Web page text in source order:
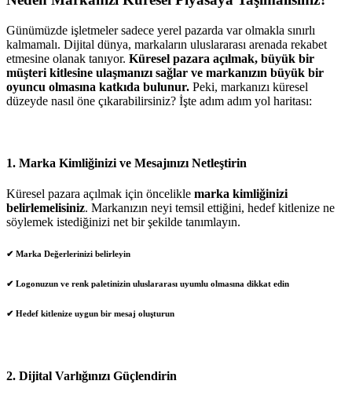
Günümüzde işletmeler sadece yerel pazarda var olmakla sınırlı
kalmamalı. Dijital dünya, markaların uluslararası arenada rekabet
etmesine olanak tanıyor. Küresel pazara açılmak, büyük bir
müşteri kitlesine ulaşmanızı sağlar ve markanızın büyük bir
oyuncu olmasına katkıda bulunur. Peki, markanızı küresel
düzeyde nasıl öne çıkarabilirsiniz? İşte adım adım yol haritası:
1. Marka Kimliğinizi ve Mesajınızı Netleştirin
Küresel pazara açılmak için öncelikle marka kimliğinizi
belirlemelisiniz. Markanızın neyi temsil ettiğini, hedef kitlenize ne
söylemek istediğinizi net bir şekilde tanımlayın.
✔ Marka Değerlerinizi belirleyin
✔ Logonuzun ve renk paletinizin uluslararası uyumlu olmasına dikkat edin
✔ Hedef kitlenize uygun bir mesaj oluşturun
2. Dijital Varlığınızı Güçlendirin